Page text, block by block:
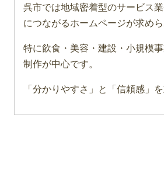
呉市では地域密着型のサービス
につながるホームページが求めら
特に飲食・美容・建設・小規模
制作が中心です。
「分かりやすさ」と「信頼感」